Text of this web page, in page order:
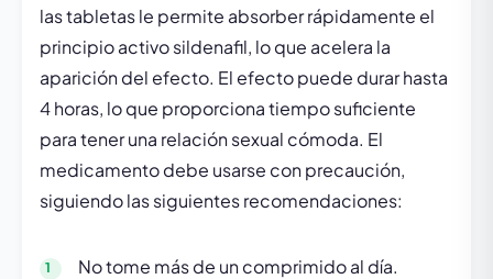
las tabletas le permite absorber rápidamente el
principio activo sildenafil, lo que acelera la
aparición del efecto. El efecto puede durar hasta
4 horas, lo que proporciona tiempo suficiente
para tener una relación sexual cómoda. El
medicamento debe usarse con precaución,
siguiendo las siguientes recomendaciones:
No tome más de un comprimido al día.